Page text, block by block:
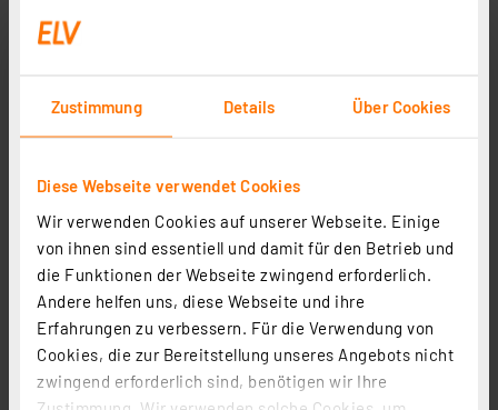
Zustimmung Details Über Cookies
Diese Webseite verwendet Cookies
Wir verwenden Cookies auf unserer Webseite. Einige
von ihnen sind essentiell und damit für den Betrieb und
die Funktionen der Webseite zwingend erforderlich.
Andere helfen uns, diese Webseite und ihre
Erfahrungen zu verbessern. Für die Verwendung von
Cookies, die zur Bereitstellung unseres Angebots nicht
zwingend erforderlich sind, benötigen wir Ihre
ELV Bausatz Homematic IP Wandtaster für
Markenschalter 2fach HmIP-BRC2
Artikel-Nr. 151999
2 (6)